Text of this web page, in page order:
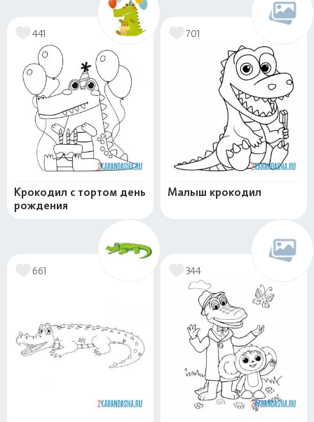
441
Крокодил с тортом день
рождения
701
Малыш крокодил
661 344